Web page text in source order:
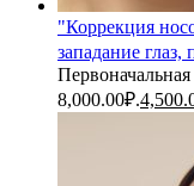
"Коррекция
западание
Первоначальная
8,000.00₽.